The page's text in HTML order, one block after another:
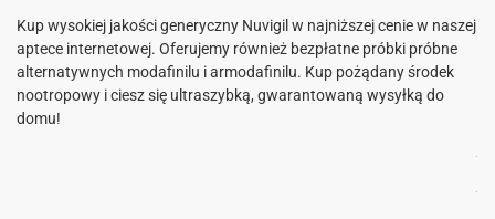
Kup wysokiej jakości generyczny Nuvigil w najniższej cenie w naszej
aptece internetowej. Oferujemy również bezpłatne próbki próbne
alternatywnych modafinilu i armodafinilu. Kup pożądany środek
nootropowy i ciesz się ultraszybką, gwarantowaną wysyłką do
domu!
.
.